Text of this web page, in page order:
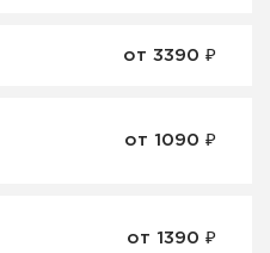
от 3390 ₽
от 1090 ₽
от 1390 ₽